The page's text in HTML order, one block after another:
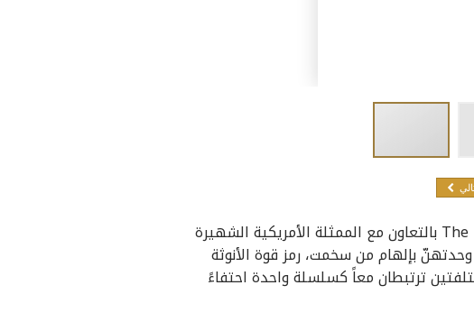
أطلقت علامة أوريت العربية للمجوهرات تشكيلتها الجديدة The Lioness بالتعاون مع الممثلة الأمريكية الشهيرة
بإلهام من سخمت، رمز قوة الأنوثة
ترتبطان معاً كسلسلة واحدة احتفاءً